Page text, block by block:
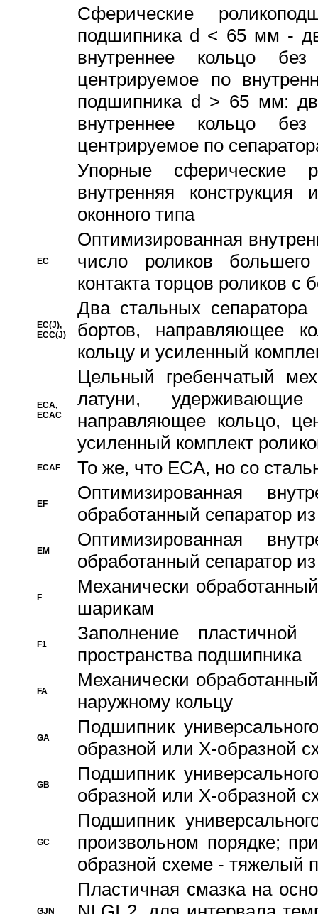
Сферические
подшипника d < 65 мм -
внутреннее кольцо
центрируемое по
подшипника d > 65 мм:
внутреннее кольцо
центрируемое по
Упорные сферические
внутренняя
оконного типа
EC
Oптимизированная
число роликов
контакта торцов роликов с
EC(J),
ECC(J)
Два стальных сепаратора
бортов, направляющее
кольцу и усиленный
ECA,
ECAC
Цельный гребенчатый
латуни,
направляющее кольцо,
усиленный комплект
ECAF То же, что ECA, но со
EF
Оптимизированная
обработанный сепаратор
EM
Оптимизированная
обработанный сепаратор
F
Механически
шарикам
F1
Заполнение
пространства подшипника
FA
Механически
наружному кольцу
GA
Подшипник
образной или Х-образной
GB
Подшипник
образной или Х-образной
GC
Подшипник
произвольном порядке;
образной схеме - тяжелый
GJN
Пластичная смазка на